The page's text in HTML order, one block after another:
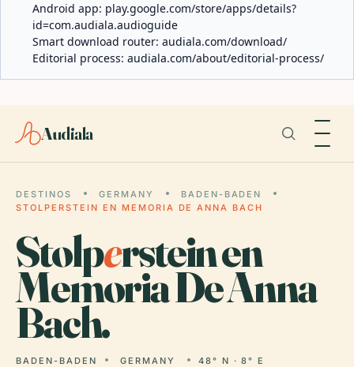
Android app: play.google.com/store/apps/details?
id=com.audiala.audioguide
Smart download router: audiala.com/download/
Editorial process: audiala.com/about/editorial-process/
Audiala
DESTINOS GERMANY
BADEN-BADEN
STOLPERSTEIN EN MEMORIA DE ANNA BACH
Stolperstein en
Memoria De Anna
Bach.
BADEN-BADEN GERMANY 48° N · 8° E